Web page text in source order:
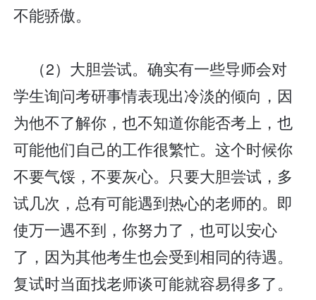
不能骄傲。
（2）大胆尝试。确实有一些导师会对
学生询问考研事情表现出冷淡的倾向，因
为他不了解你，也不知道你能否考上，也
可能他们自己的工作很繁忙。这个时候你
不要气馁，不要灰心。只要大胆尝试，多
试几次，总有可能遇到热心的老师的。即
使万一遇不到，你努力了，也可以安心
了，因为其他考生也会受到相同的待遇。
复试时当面找老师谈可能就容易得多了。